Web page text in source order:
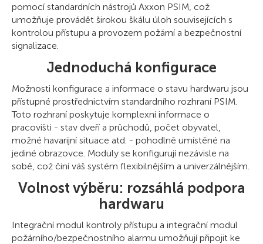
pomocí standardních nástrojů Axxon PSIM, což
umožňuje provádět širokou škálu úloh souvisejících s
kontrolou přístupu a provozem požární a bezpečnostní
signalizace.
Jednoduchá konfigurace
Možnosti konfigurace a informace o stavu hardwaru jsou
přístupné prostřednictvím standardního rozhraní PSIM.
Toto rozhraní poskytuje komplexní informace o
pracovišti - stav dveří a průchodů, počet obyvatel,
možné havarijní situace atd. - pohodlně umístěné na
jediné obrazovce. Moduly se konfigurují nezávisle na
sobě, což činí váš systém flexibilnějším a univerzálnějším.
Volnost výběru: rozsáhlá podpora
hardwaru
Integrační modul kontroly přístupu a integrační modul
požárního/bezpečnostního alarmu umožňují připojit ke